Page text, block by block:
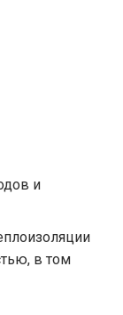
и
в том